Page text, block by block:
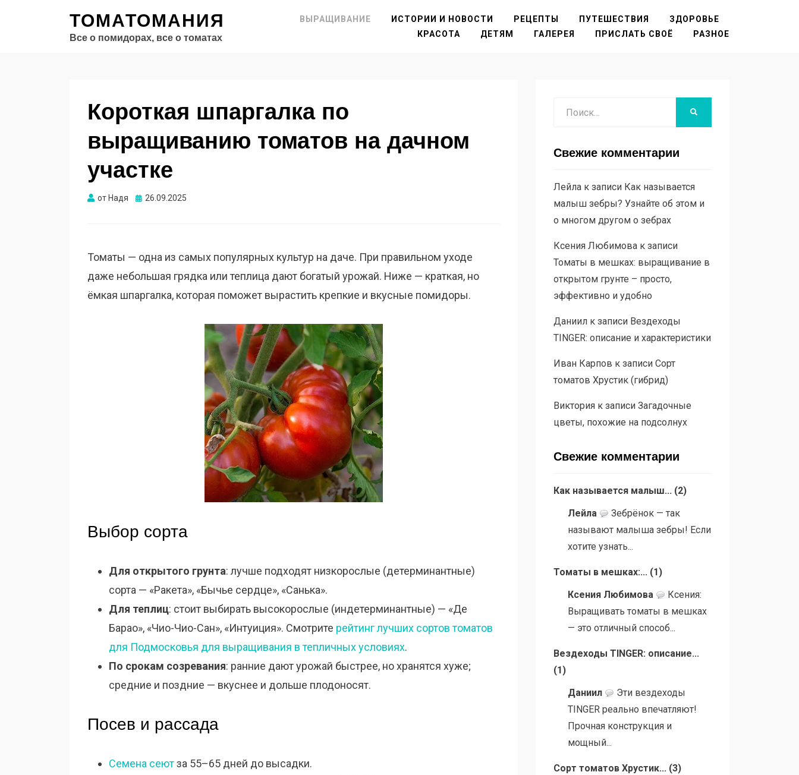
ТОМАТОМАНИЯ
Все о помидорах, все о томатах
ВЫРАЩИВАНИЕ ИСТОРИИ И НОВОСТИ РЕЦЕПТЫ ПУТЕШЕСТВИЯ
ЗДОРОВЬЕ
КРАСОТА
ДЕТЯМ ГАЛЕРЕЯ ПРИСЛАТЬ СВОЁ РАЗНОЕ
Короткая шпаргалка по
выращиванию томатов на дачном
участке
от Надя Опубликовано
26.09.2025
Томаты — одна из самых популярных культур на даче. При правильном уходе
даже небольшая грядка или теплица дают богатый урожай. Ниже — краткая, но
ёмкая шпаргалка, которая поможет вырастить крепкие и вкусные помидоры.
Выбор сорта
Для открытого грунта: лучше подходят низкорослые (детерминантные)
сорта — «Ракета», «Бычье сердце», «Санька».
Для теплиц: стоит выбирать высокорослые (индетерминантные) — «Де
Барао», «Чио-Чио-Сан», «Интуиция». Смотрите рейтинг лучших сортов томатов
для Подмосковья для выращивания в тепличных условиях.
По срокам созревания: ранние дают урожай быстрее, но хранятся хуже;
средние и поздние — вкуснее и дольше плодоносят.
Посев и рассада
Семена сеютза 55–65 дней до высадки.
Свежие комментарии
Лейлак записи Как называется
малыш зебры? Узнайте об этом и
о многом другом о зебрах
Ксения Любимовак записи
Томаты в мешках: выращивание в
открытом грунте – просто,
эффективно и удобно
Даниилк записи Вездеходы
TINGER: описание и характеристики
Иван Карпов к записи Сорт
томатов Хрустик (гибрид)
Викторияк записи Загадочные
цветы, похожие на подсолнух
Свежие комментарии
Как называется малыш... (2)
Лейла
Зебрёнок — так
называют малыша зебры! Если
хотите узнать...
Томаты в мешках:... (1)
Ксения Любимова
Ксения:
Выращивать томаты в мешках
— это отличный способ...
Вездеходы TINGER: описание...
(1)
Даниил
Эти вездеходы
TINGER реально впечатляют!
Прочная конструкция и
мощный...
Сорт томатов Хрустик... (3)